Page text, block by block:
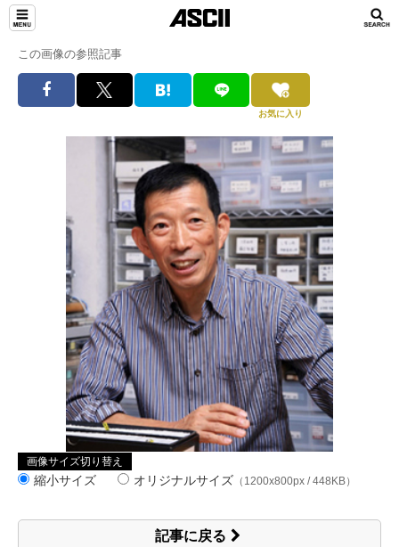
この画像の参照記事
お気に入り
画像サイズ切り替え
縮小サイズ オリジナルサイズ （1200x800px / 448KB）
記事に戻る